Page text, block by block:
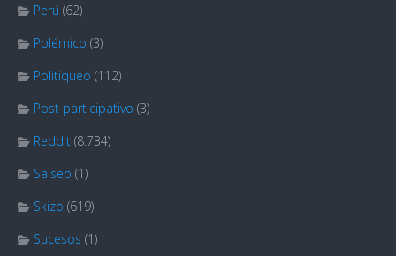
Perú (62)
Polémico (3)
Politiqueo (112)
Post participativo (3)
Reddit (8.734)
Salseo (1)
Skizo (619)
Sucesos (1)